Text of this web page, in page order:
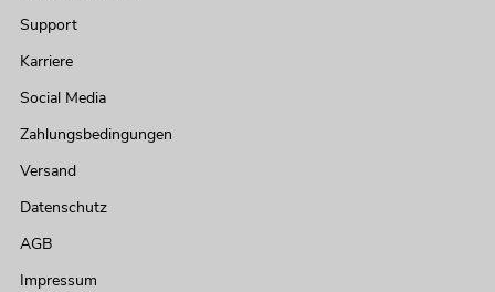
Support
Karriere
Social Media
Zahlungsbedingungen
Versand
Datenschutz
AGB
Impressum